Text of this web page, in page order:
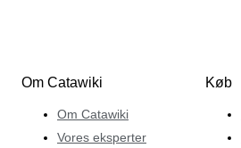
Om Catawiki
Om Catawiki
Vores eksperter
Køb